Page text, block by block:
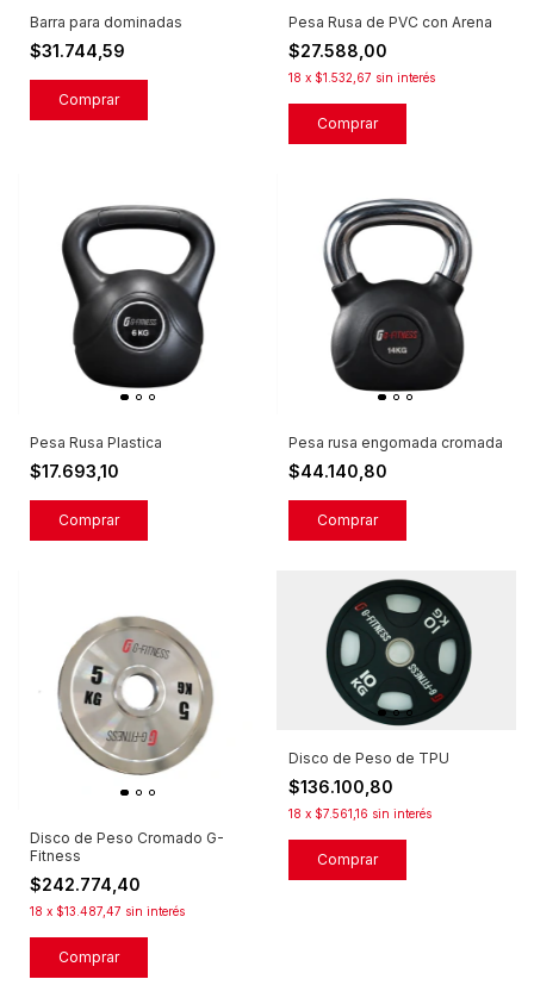
Barra para dominadas
$31.744,59
Pesa Rusa de PVC con Arena
$27.588,00
18 x $1.532,67 sin interés
Comprar
Pesa Rusa Plastica
$17.693,10
Comprar
Pesa rusa engomada cromada
$44.140,80
Comprar
Disco de Peso Cromado G-
Fitness
$242.774,40
18 x $13.487,47 sin interés
Comprar
Disco de Peso de TPU
$136.100,80
18 x $7.561,16 sin interés
Comprar